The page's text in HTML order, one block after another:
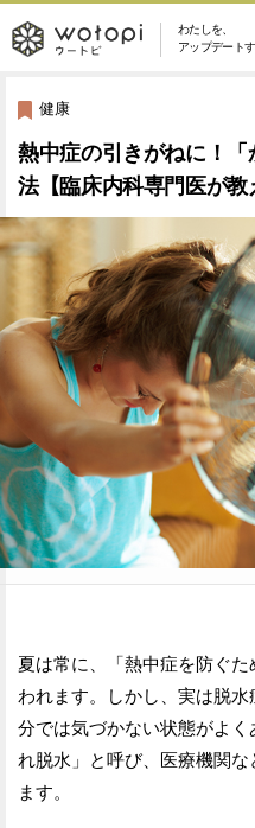
わたしを、
アップデートす
wotopi
-
ウ
ー
ト
ピ
メ
ニ
ュ
ー
美容・コスメ
健康
ライフスタイル
ソーシャル
アイテム
ウー
Facebook
シ
ア
健康
熱中症の引きがねに！
法【臨床内科専門医が教
夏は常に、「熱中症を防ぐ
われます。しかし、実は脱
分では気づかない状態がよく
れ脱水」と呼び、医療機関
ます。